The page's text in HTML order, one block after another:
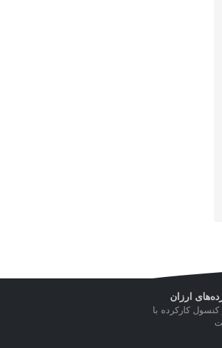
ارزان
کنسول کارکرده با